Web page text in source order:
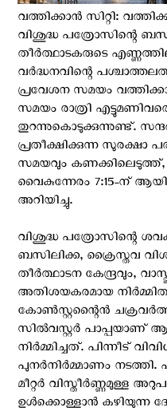
വത്തിക്കാന്‍ സിറ്റി:
വിശുദ്ധ പത്രോസിന്റെ
തീര്‍ത്ഥാടകരുടെ
വര്‍ദ്ധനവിന്റെ
പ്രവേശന സമയം
സമയം രാത്രി
തുറന്നുകൊടുക്കുന്നുണ്ട്.
പ്രതീക്ഷിക്കുന്ന സുരക്ഷാ
സമയവും
വൈകുന്നേരം 7:15-ന്
അറിയിച്ചു.
വിശുദ്ധ പത്രോസിന്റെ
ബസിലിക്ക, ക്രൈസ്തവ
തീർത്ഥാടന കേന്ദ്രവും,
അതിശയകരമായ
കോൺസ്റ്റന്റൈൻ
സിൽവസ്റ്റർ പാപ്പയാണ്
നിർമ്മിച്ചത്. പിന്നീട്
പുനര്‍നിര്‍മ്മാണം നടത്തി.
മീറ്റർ വിസ്തീർണ്ണമുള്ള
ഉള്‍ക്കൊള്ളാന്‍ കഴിയുന്ന